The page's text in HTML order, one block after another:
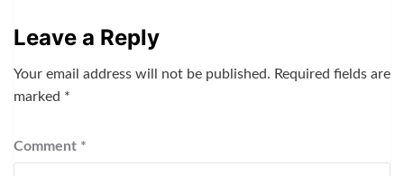
Leave a Reply
Your email address will not be published. Required fields are
marked *
Comment *